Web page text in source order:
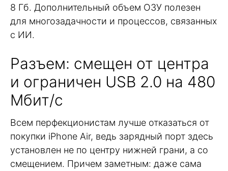
8 Гб. Дополнительный объем ОЗУ полезен
для многозадачности и процессов, связанных
с ИИ.
Разъем: смещен от центра
и ограничен USB 2.0 на 480
Мбит/с
Всем перфекционистам лучше отказаться от
покупки iPhone Air, ведь зарядный порт здесь
установлен не по центру нижней грани, а со
смещением. Причем заметным: даже сама